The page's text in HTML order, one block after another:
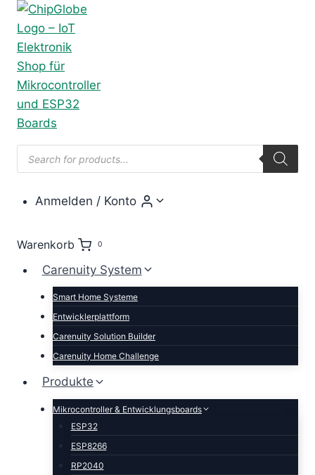
Zum
Inhalt
springen
Products
search
Anmelden / Konto
Warenkorb 0
Carenuity System
Smart Home Systeme
Entwicklerplattform
Carenuity Solution Builder
Carenuity Home Challenge
Produkte
Mikrocontroller & Entwicklungsboards
ESP32
ESP8266
RP2040